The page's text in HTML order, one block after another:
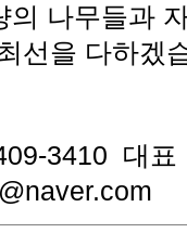
의 나무들과
선을 다하겠
3410 대표